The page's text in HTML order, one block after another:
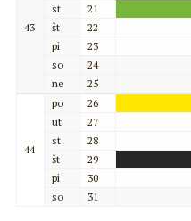
43
st
21
št
22
pi
23
so
24
ne
25
44
po
26
ut
27
st
28
št
29
pi
30
so
31